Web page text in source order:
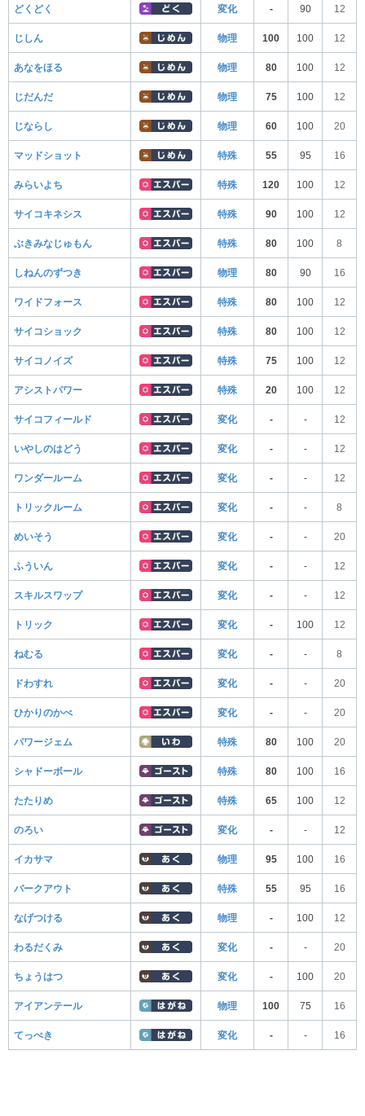
どくどく 変化 - 90 12
じしん 物理 100 100 12
あなをほる 物理 80 100 12
じだんだ 物理 75 100 12
じならし 物理 60 100 20
マッドショット 特殊 55 95 16
みらいよち 特殊 120 100 12
サイコキネシス 特殊 90 100 12
ぶきみなじゅもん 特殊 80 100 8
しねんのずつき 物理 80 90 16
ワイドフォース 特殊 80 100 12
サイコショック 特殊 80 100 12
サイコノイズ 特殊 75 100 12
アシストパワー 特殊 20 100 12
サイコフィールド 変化 - - 12
いやしのはどう 変化 - - 12
ワンダールーム 変化 - - 12
トリックルーム 変化 - - 8
めいそう 変化 - - 20
ふういん 変化 - - 12
スキルスワップ 変化 - - 12
トリック 変化 - 100 12
ねむる 変化 - - 8
ドわすれ 変化 - - 20
ひかりのかべ 変化 - - 20
パワージェム 特殊 80 100 20
シャドーボール 特殊 80 100 16
たたりめ 特殊 65 100 12
のろい 変化 - - 12
イカサマ 物理 95 100 16
バークアウト 特殊 55 95 16
なげつける 物理 - 100 12
わるだくみ 変化 - - 20
ちょうはつ 変化 - 100 20
アイアンテール 物理 100 75 16
てっぺき 変化 - - 16